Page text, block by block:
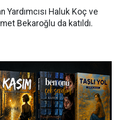
Yardımcısı Haluk Koç ve
Bekaroğlu da katıldı.